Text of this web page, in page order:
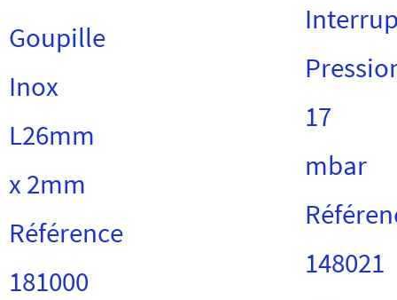
Goupille
Inox
L26mm
x 2mm
Référence
181000
17
mbar
148021